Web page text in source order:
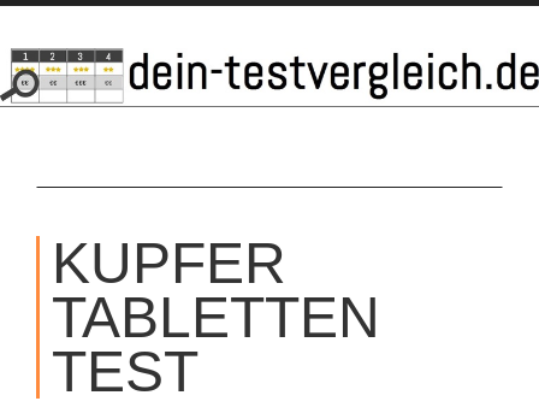
SKIP
CONTENT
KUPFER
TABLETTEN
TEST